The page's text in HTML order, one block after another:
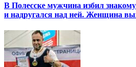
В Полесске мужчина избил
и надругался над ней. Женщина